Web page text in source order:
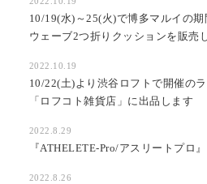
10/19(水)～25(火)で博多マルイの
ウェーブ2つ折りクッションを販売
2022.10.19
10/22(土)より渋谷ロフトで開催の
「ロフコト雑貨店」に出品します
2022.8.29
『ATHELETE-Pro/アスリートプロ
2022.8.26